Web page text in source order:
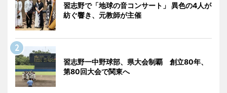
習志野で「地球の音コンサート」 異色の4人が
紡ぐ響き、元教師が主催
習志野一中野球部、県大会制覇 創立80年、
第80回大会で関東へ